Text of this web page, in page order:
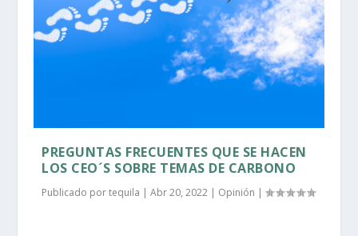
PREGUNTAS FRECUENTES QUE SE HACEN
LOS CEO´S SOBRE TEMAS DE CARBONO
Publicado portequila |Abr 20, 2022 | Opinión |